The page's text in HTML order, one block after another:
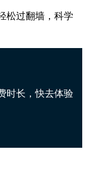
松过翻墙，科学
时长，快去体验